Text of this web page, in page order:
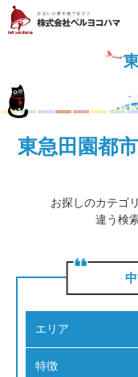
東急田園都
お探しのカテゴ
違う検
エリア
特徴